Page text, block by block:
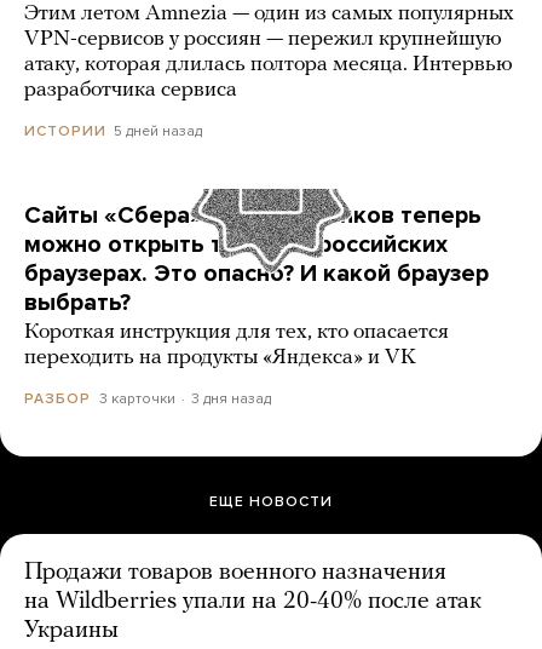
Этим летом Amnezia — один из самых популярных
VPN-сервисов у россиян — пережил крупнейшую
атаку, которая длилась полтора месяца. Интервью
разработчика сервиса
ИСТОРИИ 5 дней назад
Сайты «Сбера» и других банков теперь
можно открыть только в российских
браузерах. Это опасно? И какой браузер
выбрать?
Короткая инструкция для тех, кто опасается
переходить на продукты «Яндекса» и VK
РАЗБОР 3 карточки 3 дня назад
ЕЩЕ НОВОСТИ
Продажи товаров военного назначения
на Wildberries упали на 20-40% после атак
Украины